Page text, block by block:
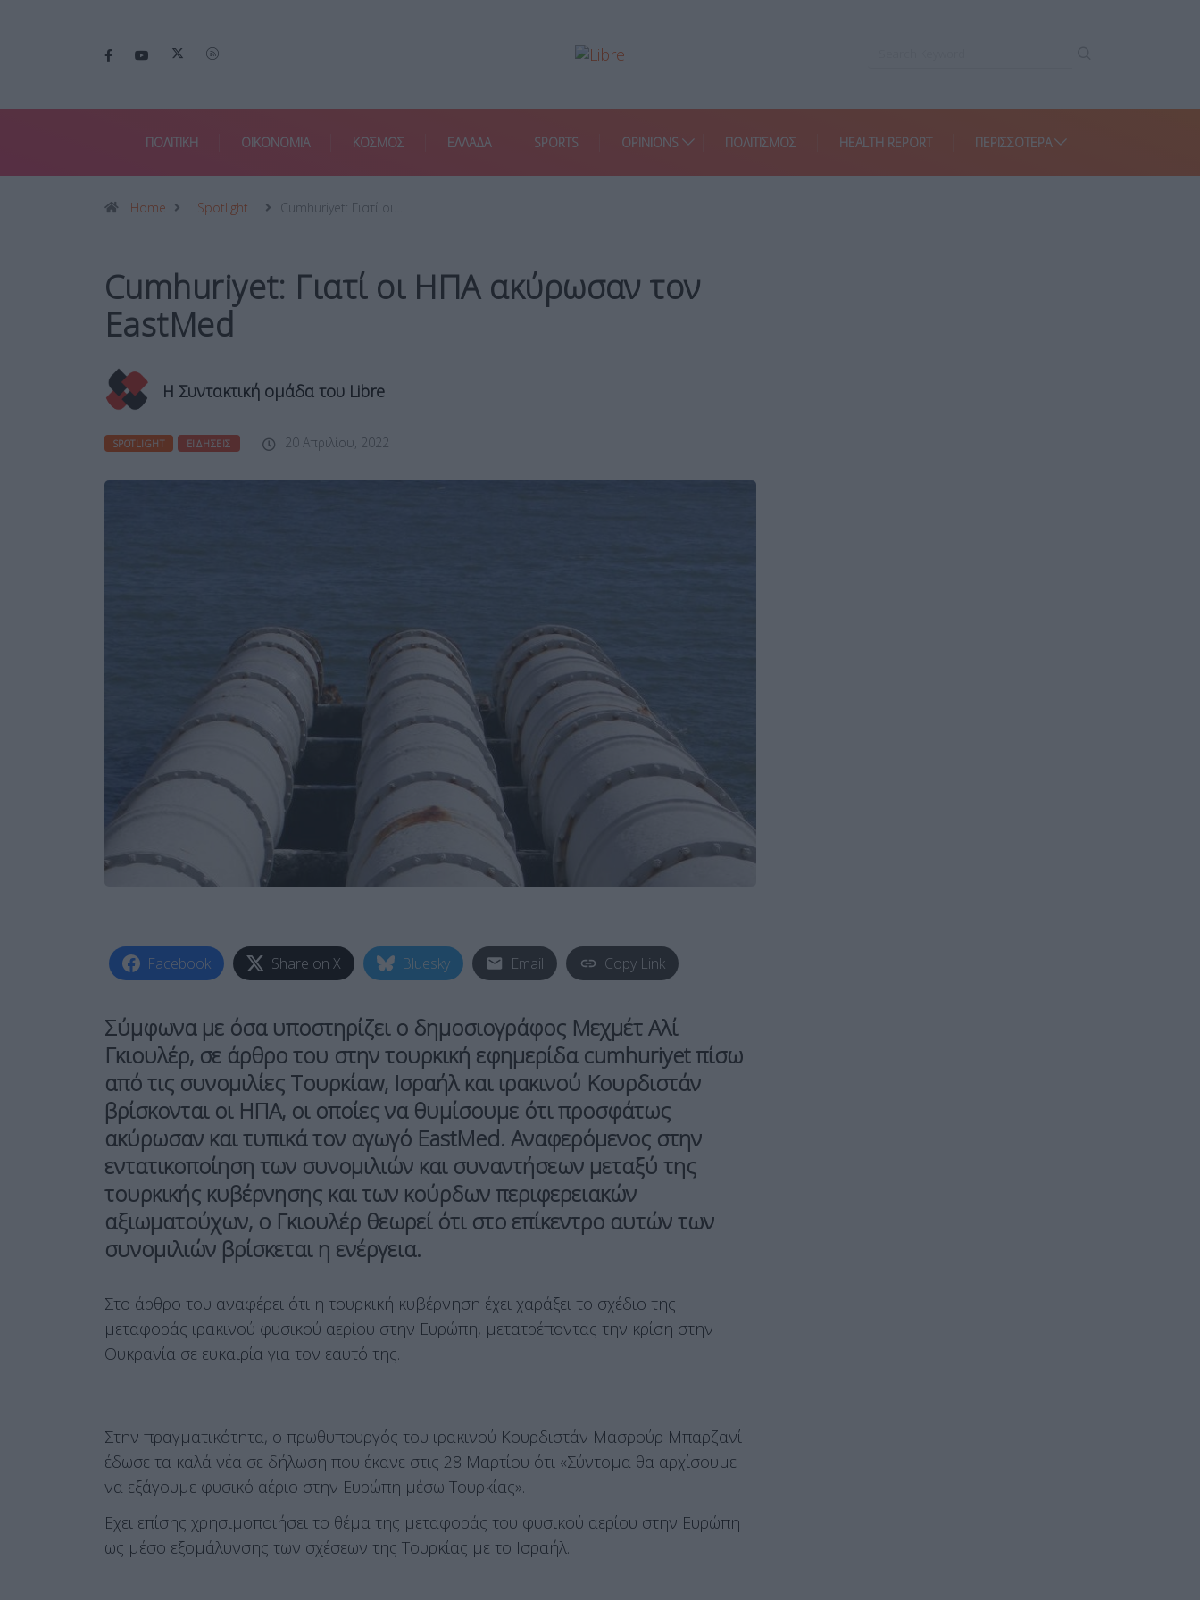
ΠΟΛΙΤΙΚΗ ΟΙΚΟΝΟΜΙΑ ΚΟΣΜΟΣ ΕΛΛΑΔΑ SPORTS OPINIONS ΠΟΛΙΤΙΣΜΟΣ HEALTH REPORT ΠΕΡΙΣΣΌΤΕΡΑ
Home Spotlight Cumhuriyet: Γιατί οι…
Cumhuriyet: Γιατί οι ΗΠΑ ακύρωσαν τον
EastMed
Η Συντακτική ομάδα του Libre
SPOTLIGHT ΕΙΔΉΣΕΙΣ 20 Απριλίου, 2022
Facebook Share on X Bluesky Email Copy Link
Σύμφωνα με όσα υποστηρίζει ο δημοσιογράφος Μεχμέτ Αλί
Γκιουλέρ, σε άρθρο του στην τουρκική εφημερίδα cumhuriyet πίσω
από τις συνομιλίες Τουρκίαw, Ισραήλ και ιρακινού Κουρδιστάν
βρίσκονται οι ΗΠΑ, οι οποίες να θυμίσουμε ότι προσφάτως
ακύρωσαν και τυπικά τον αγωγό EastMed. Αναφερόμενος στην
εντατικοποίηση των συνομιλιών και συναντήσεων μεταξύ της
τουρκικής κυβέρνησης και των κούρδων περιφερειακών
αξιωματούχων, ο Γκιουλέρ θεωρεί ότι στο επίκεντρο αυτών των
συνομιλιών βρίσκεται η ενέργεια.
Στο άρθρο του αναφέρει ότι η τουρκική κυβέρνηση έχει χαράξει το σχέδιο της
μεταφοράς ιρακινού φυσικού αερίου στην Ευρώπη, μετατρέποντας την κρίση στην
Ουκρανία σε ευκαιρία για τον εαυτό της.
Στην πραγματικότητα, ο πρωθυπουργός του ιρακινού Κουρδιστάν Μασρούρ Μπαρζανί
έδωσε τα καλά νέα σε δήλωση που έκανε στις 28 Μαρτίου ότι «Σύντομα θα αρχίσουμε
να εξάγουμε φυσικό αέριο στην Ευρώπη μέσω Τουρκίας».
Εχει επίσης χρησιμοποιήσει το θέμα της μεταφοράς του φυσικού αερίου στην Ευρώπη
ως μέσο εξομάλυνσης των σχέσεων της Τουρκίας με το Ισραήλ.